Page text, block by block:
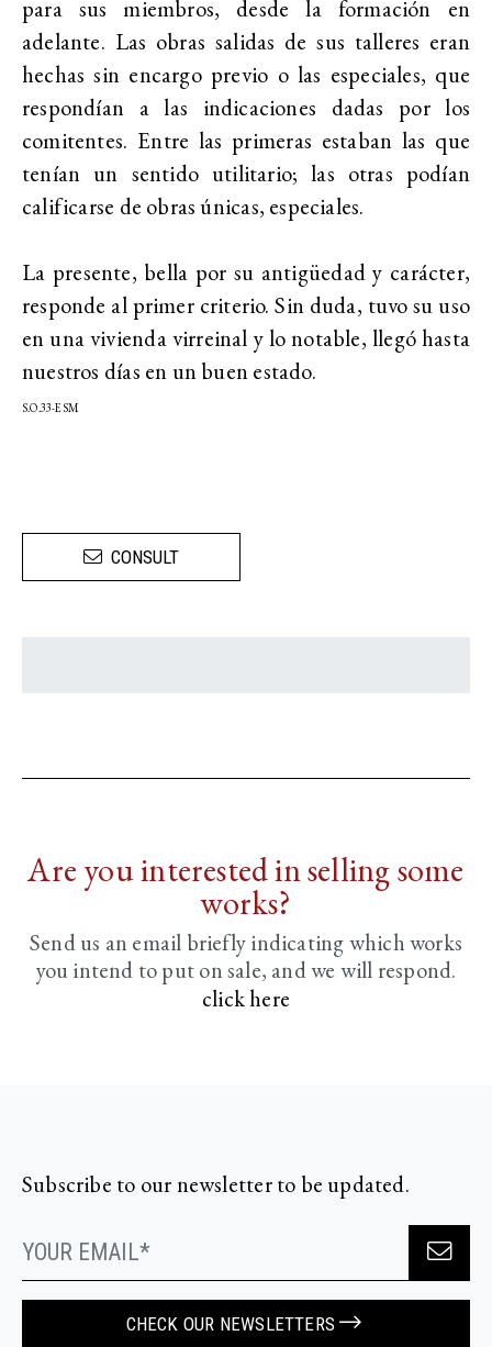
para sus miembros, desde la formación en
adelante. Las obras salidas de sus talleres eran
hechas sin encargo previo o las especiales, que
respondían a las indicaciones dadas por los
comitentes. Entre las primeras estaban las que
tenían un sentido utilitario; las otras podían
calificarse de obras únicas, especiales.
La presente, bella por su antigüedad y carácter,
responde al primer criterio. Sin duda, tuvo su uso
en una vivienda virreinal y lo notable, llegó hasta
nuestros días en un buen estado.
S.O.33-ESM
CONSULT
Are you interested in selling some
works?
Send us an email briefly indicatingwhich works
you intend to put on sale, and we will respond.
click here
Subscribe to our newsletter to be updated.
CHECK OUR NEWSLETTERS